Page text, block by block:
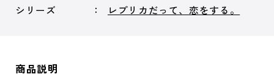
シリーズ
レプリカだって、恋をする。
商品説明